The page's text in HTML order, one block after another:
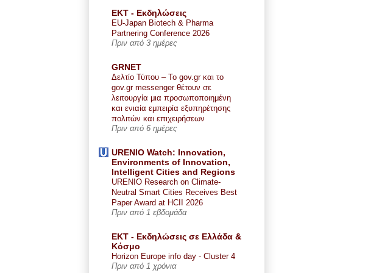
ΕΚΤ - Εκδηλώσεις
EU-Japan Biotech & Pharma
Partnering Conference 2026
Πριν από 3 ημέρες
GRNET
Δελτίο Τύπου – Το gov.gr και το
gov.gr messenger θέτουν σε
λειτουργία μια προσωποποιημένη
και ενιαία εμπειρία εξυπηρέτησης
πολιτών και επιχειρήσεων
Πριν από 6 ημέρες
URENIO Watch: Innovation,
Environments of Innovation,
Intelligent Cities and Regions
URENIO Research on Climate-
Neutral Smart Cities Receives Best
Paper Award at HCII 2026
Πριν από 1 εβδομάδα
ΕΚΤ - Εκδηλώσεις σε Ελλάδα &
Κόσμο
Horizon Europe info day - Cluster 4
Πριν από 1 χρόνια